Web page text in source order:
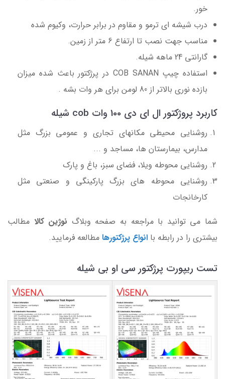
خور.
درب شیشه ای ترمو و مقاوم در برابر حرارت، وکیوم شده
مناسب جهت نصب تا ارتفاع 6 متر از زمین.
گارانتی 24 ماهه شیله.
استفاده چیپ COB SANAN در پرژکتور باعث شده میزان
بازده نوری بالاتر از 80 لومن برای هر وات بشه .
کاربرد پروژکتور ال ای دی 100 وات cob شیله
روشنایی محیطی مکانهای تجاری و عمومی بزرگ مثل
مدارس، بیمارستان ها، مساجد و ...
روشنایی محوطه ویلا، فضای سبز، باغ و پارک
روشنایی محوطه های بزرگ پارکینگی و صنعتی مثل
کارخانجات
شما می توانید با مراجعه به صفحه وبلاگ نوژین کالا مطالب
بیشتری را در رابطه با انواع پرژکتورها مطالعه فرمایید.
تست ریپورت پرژکتور سی او بی شیله